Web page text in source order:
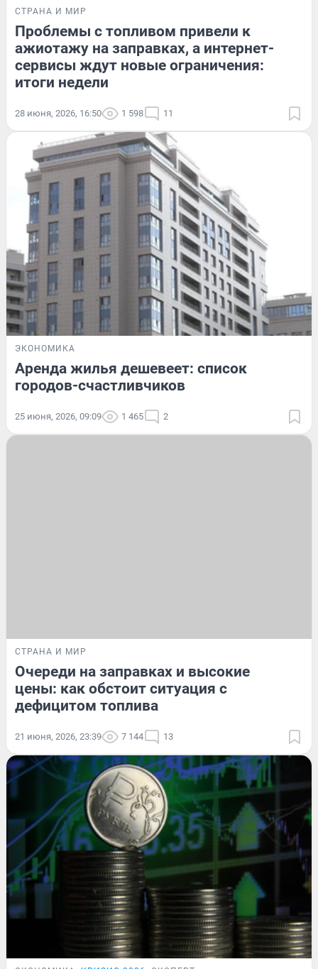
СТРАНА И МИР
Проблемы с топливом привели к
ажиотажу на заправках, а интернет-
сервисы ждут новые ограничения:
итоги недели
28 июня, 2026, 16:50 1 598 11
ЭКОНОМИКА
Аренда жилья дешевеет: список
городов-счастливчиков
25 июня, 2026, 09:09 1 465 2
СТРАНА И МИР
Очереди на заправках и высокие
цены: как обстоит ситуация с
дефицитом топлива
21 июня, 2026, 23:39 7 144 13